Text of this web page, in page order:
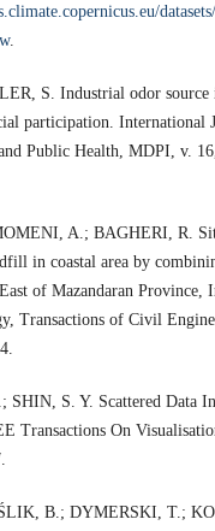
.
S. Industrial odor source
participation. International
Public Health, MDPI, v.
A.; BAGHERI, R.
in coastal area by
of Mazandaran Province,
Transactions of Civil
S. Y. Scattered Data
Transactions On
B.; DYMERSKI, T.;